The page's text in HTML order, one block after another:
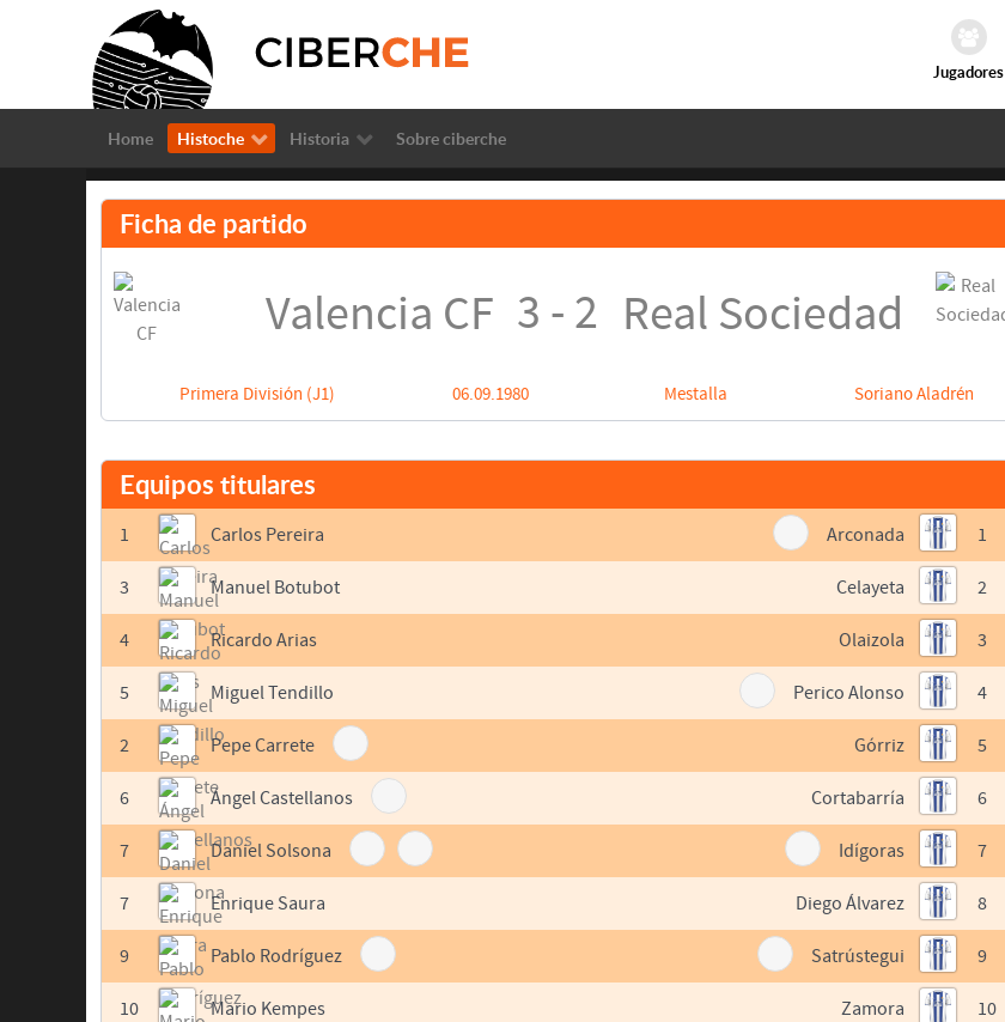
Jugadores
Home Histoche Historia Sobre ciberche
Ficha de partido
Valencia CF 3 - 2 Real Sociedad
Primera División (J1) 06.09.1980 Mestalla Soriano Aladrén
Equipos titulares
1 Carlos Pereira
3 Manuel Botubot
4 Ricardo Arias
5 Miguel Tendillo
2 Pepe Carrete
6 Ángel Castellanos
7 Daniel Solsona
7 Enrique Saura
9 Pablo Rodríguez
10 Mario Kempes
1
Arconada
2
Celayeta
3
Olaizola
4
Perico Alonso
5
Górriz
6
Cortabarría
7
Idígoras
8
Diego Álvarez
9
Satrústegui
10
Zamora